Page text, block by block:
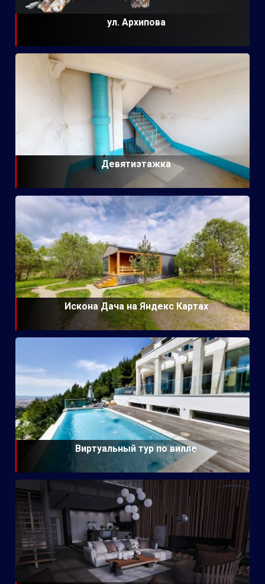
ул. Архипова
Девятиэтажка
Искона Дача на Яндекс Картах
Виртуальный тур по вилле